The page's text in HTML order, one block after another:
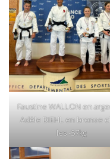
Faustine WALLON en
Adèle DIEHL en bronze
les -57kg